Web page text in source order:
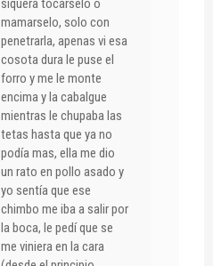
siquera tocarselo o
mamarselo, solo con
penetrarla, apenas vi esa
cosota dura le puse el
forro y me le monte
encima y la cabalgue
mientras le chupaba las
tetas hasta que ya no
podía mas, ella me dio
un rato en pollo asado y
yo sentía que ese
chimbo me iba a salir por
la boca, le pedí que se
me viniera en la cara